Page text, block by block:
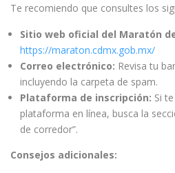
Te recomiendo que consultes los
Sitio web oficial del Maratón
https://maraton.cdmx.gob.mx/
Correo electrónico: Revisa tu
incluyendo la carpeta de spam.
Plataforma de inscripción: Si
plataforma en línea, busca la
de corredor”.
Consejos adicionales: